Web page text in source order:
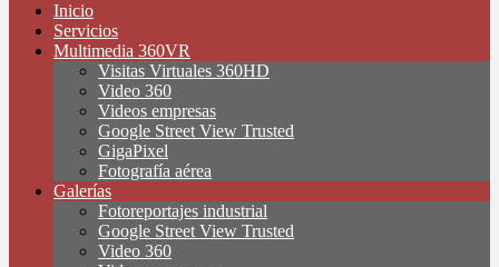
Inicio
Servicios
Multimedia 360VR
Visitas Virtuales 360HD
Video 360
Videos empresas
Google Street View Trusted
GigaPixel
Fotografía aérea
Galerías
Fotoreportajes industrial
Google Street View Trusted
Video 360